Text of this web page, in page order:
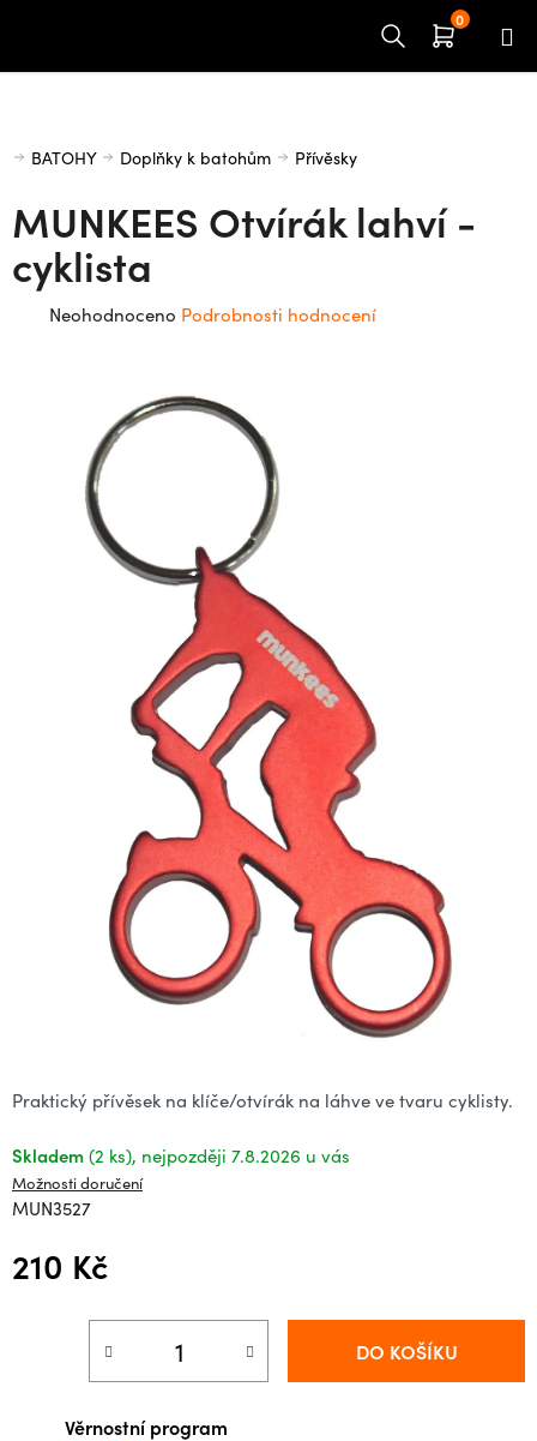
Domů
BATOHY Doplňky k batohům Přívěsky
Praktický přívěsek na klíče/otvírák na láhve ve tvaru cyklisty.
Skladem (2 ks) 7.8.2026
Možnosti doručení
MUN3527
210 Kč
DO KOŠÍKU
MUNKEES Otvírák lahví -
cyklista
Průměrné
hvězdiček.
Neohodnoceno Podrobnosti hodnocení
Věrnostní program